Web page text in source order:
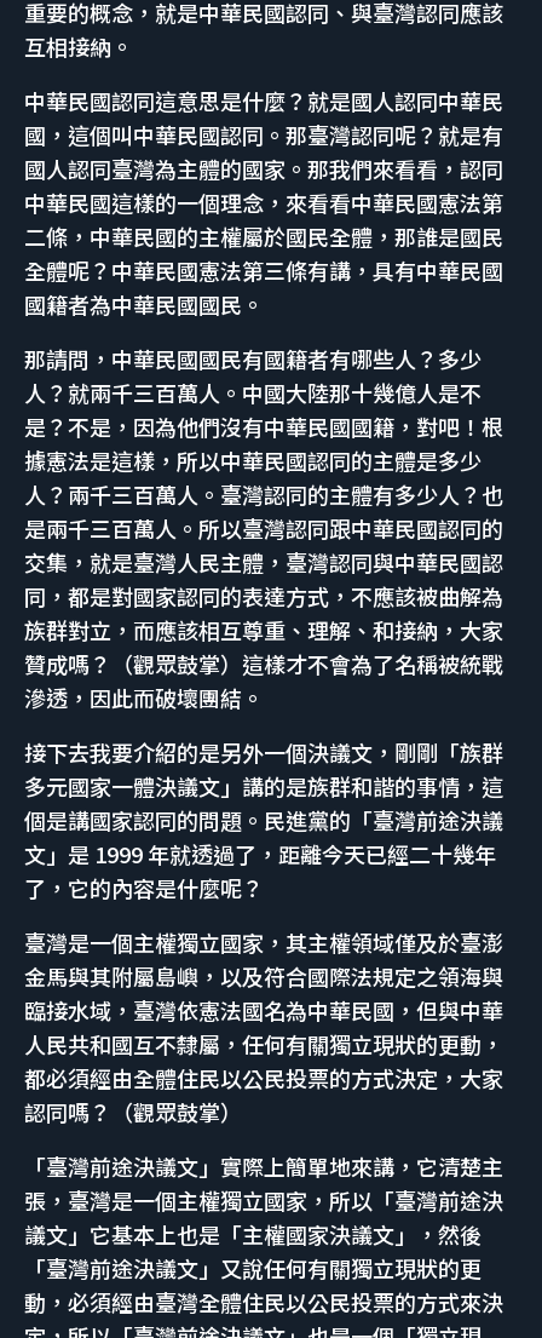
重要的概念，就是中華民國認同、與臺灣認同應該
互相接納。
中華民國認同這意思是什麼？就是國人認同中華民
國，這個叫中華民國認同。那臺灣認同呢？就是有
國人認同臺灣為主體的國家。那我們來看看，認同
中華民國這樣的一個理念，來看看中華民國憲法第
二條，中華民國的主權屬於國民全體，那誰是國民
全體呢？中華民國憲法第三條有講，具有中華民國
國籍者為中華民國國民。
那請問，中華民國國民有國籍者有哪些人？多少
人？就兩千三百萬人。中國大陸那十幾億人是不
是？不是，因為他們沒有中華民國國籍，對吧！根
據憲法是這樣，所以中華民國認同的主體是多少
人？兩千三百萬人。臺灣認同的主體有多少人？也
是兩千三百萬人。所以臺灣認同跟中華民國認同的
交集，就是臺灣人民主體，臺灣認同與中華民國認
同，都是對國家認同的表達方式，不應該被曲解為
族群對立，而應該相互尊重、理解、和接納，大家
贊成嗎？（觀眾鼓掌）這樣才不會為了名稱被統戰
滲透，因此而破壞團結。
接下去我要介紹的是另外一個決議文，剛剛「族群
多元國家一體決議文」講的是族群和諧的事情，這
個是講國家認同的問題。民進黨的「臺灣前途決議
文」是 1999 年就透過了，距離今天已經二十幾年
了，它的內容是什麼呢？
臺灣是一個主權獨立國家，其主權領域僅及於臺澎
金馬與其附屬島嶼，以及符合國際法規定之領海與
臨接水域，臺灣依憲法國名為中華民國，但與中華
人民共和國互不隸屬，任何有關獨立現狀的更動，
都必須經由全體住民以公民投票的方式決定，大家
認同嗎？（觀眾鼓掌）
「臺灣前途決議文」實際上簡單地來講，它清楚主
張，臺灣是一個主權獨立國家，所以「臺灣前途決
議文」它基本上也是「主權國家決議文」，然後
「臺灣前途決議文」又說任何有關獨立現狀的更
動，必須經由臺灣全體住民以公民投票的方式來決